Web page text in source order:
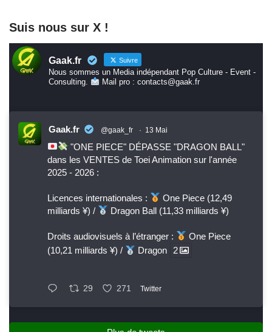
Suis nous sur X !
Gaak.fr Suivre
Nous sommes un Media indépendant Pop Culture - Event -
Consulting.
Mail pro : contacts@gaak.fr
Gaak.fr @gaak_fr · 13 Mai
"ONE PIECE" DÉPASSE "DRAGON BALL"
dans les VENTES de Toei Animation sur l'année
2025 - 2026 :
Licences internationales :
One Piece (12,49
milliards ¥) /
Dragon Ball (11,33 milliards ¥)
Droits audiovisuels à l’étranger :
One Piece
(10,21 milliards ¥) /
Dragon 2
29 271 Twitter